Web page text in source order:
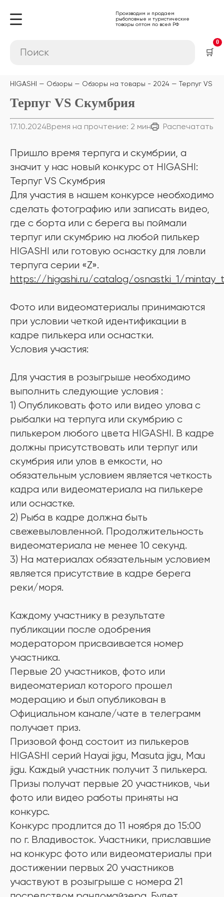
Производим и продаем
рыболовные и туристические
товары оптом по всей РФ
🛒
0
HIGASHI Обзоры Обзоры на товары - 2024 Терпуг VS
Терпуг VS Скумбрия
17.10.2024Время на прочтение: 2 мин Распечатать
Пришло время терпуга и скумбрии, а
значит у нас новый конкурс от HIGASHI:
Терпуг VS Скумбрия
Для участия в нашем конкурсе необходимо
сделать фотографию или записать видео,
где с борта или с берега вы поймали
терпуг или скумбрию на любой пилькер
HIGASHI или готовую оснастку для ловли
терпуга серии «Z».
https://higashi.ru/catalog/osnastki_1/
Фото или видеоматериалы принимаются
при условии четкой идентификации в
кадре пилькера или оснастки.
Условия участия:
Для участия в розыгрыше необходимо
выполнить следующие условия :
1) Опубликовать фото или видео улова с
рыбалки на терпуга или скумбрию с
пилькером любого цвета HIGASHI. В кадре
должны присутствовать или терпуг или
скумбрия или улов в емкости, но
обязательным условием является четкость
кадра или видеоматериала на пилькере
или оснастке.
2) Рыба в кадре должна быть
свежевыловленной. Продолжительность
видеоматериала не менее 10 секунд.
3) На материалах обязательным условием
является присутствие в кадре берега
реки/моря.
Каждому участнику в результате
публикации после одобрения
модератором присваивается номер
участника.
Первые 20 участников, фото или
видеоматериал которого прошел
модерацию и был опубликован в
Официальном канале/чате в телеграмм
получает приз.
Призовой фонд состоит из пилькеров
HIGASHI серий Hayai jigu, Masuta jigu, Mau
jigu. Каждый участник получит 3 пилькера.
Призы получат первые 20 участников, чьи
фото или видео работы приняты на
конкурс.
Конкурс продлится до 11 ноября до 15:00
по г. Владивосток. Участники, приславшие
на конкурс фото или видеоматериалы при
достижении первых 20 участников
участвуют в розыгрыше с номера 21